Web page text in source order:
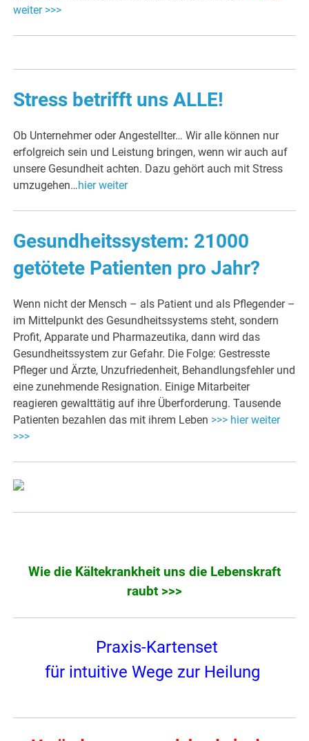
weiter >>>
Stress betrifft uns ALLE!
Ob Unternehmer oder Angestellter… Wir alle können nur
erfolgreich sein und Leistung bringen, wenn wir auch auf
unsere Gesundheit achten. Dazu gehört auch mit Stress
umzugehen…hier weiter
Gesundheitssystem: 21000
getötete Patienten pro Jahr?
Wenn nicht der Mensch – als Patient und als Pflegender –
im Mittelpunkt des Gesundheitssystems steht, sondern
Profit, Apparate und Pharmazeutika, dann wird das
Gesundheitssystem zur Gefahr. Die Folge: Gestresste
Pfleger und Ärzte, Unzufriedenheit, Behandlungsfehler und
eine zunehmende Resignation. Einige Mitarbeiter
reagieren gewalttätig auf ihre Überforderung. Tausende
Patienten bezahlen das mit ihrem Leben >>> hier weiter
>>>
Wie die Kältekrankheit uns die Lebenskraft
raubt >>>
Praxis-Kartenset
für intuitive Wege zur Heilung